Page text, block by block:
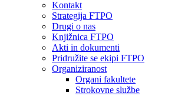
Kontakt
Strategija FTPO
Drugi o nas
Knjižnica FTPO
Akti in dokumenti
Pridružite se ekipi FTPO
Organiziranost
Organi fakultete
Strokovne službe